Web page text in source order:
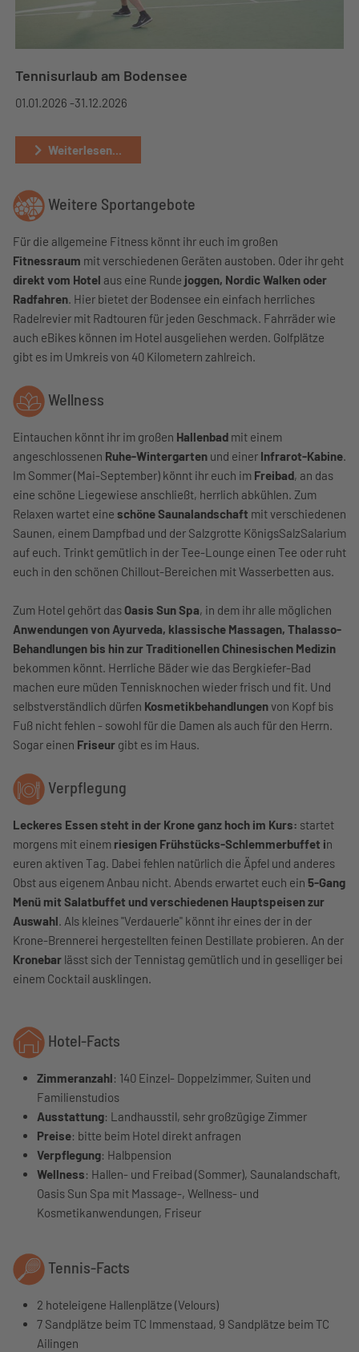
Tennisurlaub am Bodensee
01.01.2026 -31.12.2026
Weiterlesen...
Weitere Sportangebote
Für die allgemeine Fitness könnt ihr euch im großen
Fitnessraum mit verschiedenen Geräten austoben. Oder ihr geht
direkt vom Hotel aus eine Runde joggen, Nordic Walken oder
Radfahren. Hier bietet der Bodensee ein einfach herrliches
Radelrevier mit Radtouren für jeden Geschmack. Fahrräder wie
auch eBikes können im Hotel ausgeliehen werden. Golfplätze
gibt es im Umkreis von 40 Kilometern zahlreich.
Wellness
Eintauchen könnt ihr im großen Hallenbad mit einem
angeschlossenen Ruhe-Wintergarten und einer Infrarot-Kabine.
Im Sommer (Mai-September) könnt ihr euch im Freibad, an das
eine schöne Liegewiese anschließt, herrlich abkühlen. Zum
Relaxen wartet eine schöne Saunalandschaft mit verschiedenen
Saunen, einem Dampfbad und der Salzgrotte KönigsSalzSalarium
auf euch. Trinkt gemütlich in der Tee-Lounge einen Tee oder ruht
euch in den schönen Chillout-Bereichen mit Wasserbetten aus.
Zum Hotel gehört das Oasis Sun Spa, in dem ihr alle möglichen
Anwendungen von Ayurveda, klassische Massagen, Thalasso-
Behandlungen bis hin zur Traditionellen Chinesischen Medizin
bekommen könnt. Herrliche Bäder wie das Bergkiefer-Bad
machen eure müden Tennisknochen wieder frisch und fit. Und
selbstverständlich dürfen Kosmetikbehandlungenvon Kopf bis
Fuß nicht fehlen - sowohl für die Damen als auch für den Herrn.
Sogar einen Friseur gibt es im Haus.
Verpflegung
Leckeres Essen steht in der Krone ganz hoch im Kurs: startet
morgens mit einem riesigen Frühstücks-Schlemmerbuffet in
euren aktiven Tag. Dabei fehlen natürlich die Äpfel und anderes
Obst aus eigenem Anbau nicht. Abends erwartet euch ein 5-Gang
Menü mit Salatbuffet und verschiedenen Hauptspeisen zur
Auswahl. Als kleines "Verdauerle" könnt ihr eines der in der
Krone-Brennerei hergestellten feinen Destillate probieren. An der
Kronebar lässt sich der Tennistag gemütlich und in geselliger bei
einem Cocktail ausklingen.
Hotel-Facts
Zimmeranzahl: 140 Einzel- Doppelzimmer, Suiten und
Familienstudios
Ausstattung: Landhausstil, sehr großzügige Zimmer
Preise: bitte beim Hotel direkt anfragen
Verpflegung: Halbpension
Wellness: Hallen- und Freibad (Sommer), Saunalandschaft,
Oasis Sun Spa mit Massage-, Wellness- und
Kosmetikanwendungen, Friseur
Tennis-Facts
2 hoteleigene Hallenplätze (Velours)
7 Sandplätze beim TC Immenstaad, 9 Sandplätze beim TC
Ailingen